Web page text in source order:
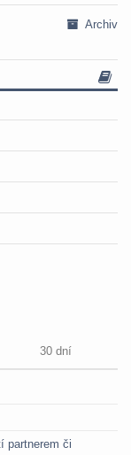
Archiv
30 dní
partnerem či